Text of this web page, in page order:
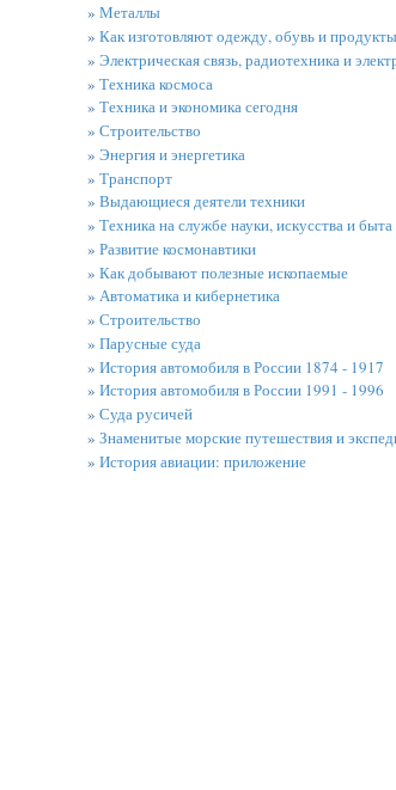
» Металлы
» Как изготовляют одежду, обувь и
» Электрическая связь, радиотехника и
» Техника космоса
» Техника и экономика сегодня
» Строительство
» Энергия и энергетика
» Транспорт
» Выдающиеся деятели техники
» Техника на службе науки, искусства и быта
» Развитие космонавтики
» Как добывают полезные ископаемые
» Автоматика и кибернетика
» Строительство
» Парусные суда
» История автомобиля в России 1874 - 1917
» История автомобиля в России 1991 - 1996
» Суда русичей
» Знаменитые морские путешествия и
» История авиации: приложение